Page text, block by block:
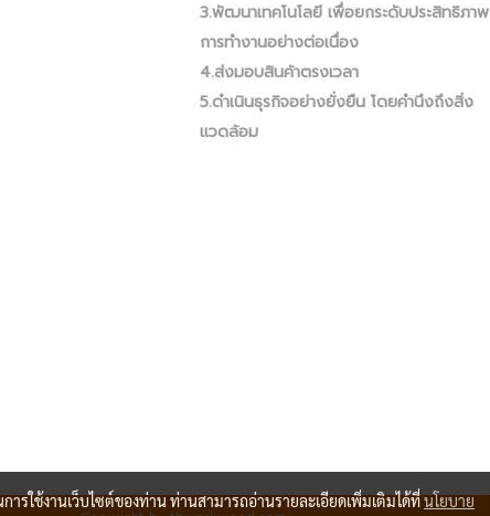
3.พัฒนาเทคโนโลยี เพื่อยกระดับประสิทธิภาพ
การทำงานอย่างต่อเนื่อง
4.ส่งมอบสินค้าตรงเวลา
5.ดำเนินธุรกิจอย่างยั่งยืน โดยคำนึงถึงสิ่ง
แวดล้อม
รใช้งานเว็บไซต์ของท่าน ท่านสามารถอ่านรายละเอียดเพิ่มเติมได้ที่นโยบาย